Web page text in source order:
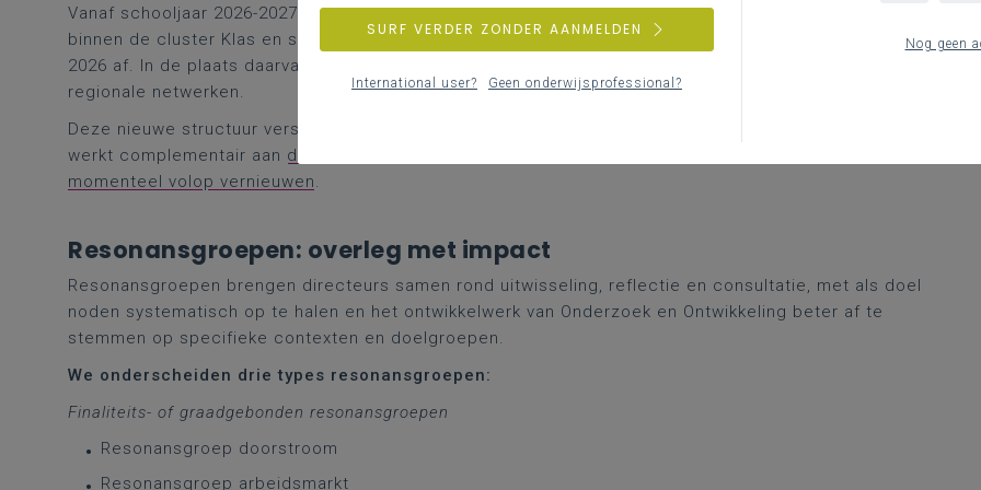
Vanaf schooljaar 2026-2027 start Katholiek Onderwijs Vlaanderen met een vernieuwde overlegstructuur
binnen de cluster Klas en school. Het mandaat van de huidige CODI-werking loopt eind schooljaar 2025-
2026 af. In de plaats daarvan evolueren we naar een werking met resonansgroepen, ad-hocgroepen en
regionale netwerken.
Deze nieuwe structuur versterkt de betrokkenheid van directeurs bij onderwijskundig ontwikkelwerk én
werkt complementair aan de formele participatiestructuur van Katholiek Onderwijs Vlaanderen, die we
momenteel volop vernieuwen.
Resonansgroepen: overleg met impact
Resonansgroepen brengen directeurs samen rond uitwisseling, reflectie en consultatie, met als doel
noden systematisch op te halen en het ontwikkelwerk van Onderzoek en Ontwikkeling beter af te
stemmen op specifieke contexten en doelgroepen.
We onderscheiden drie types resonansgroepen:
Finaliteits- of graadgebonden resonansgroepen
Resonansgroep doorstroom
Resonansgroep arbeidsmarkt
Nog geen
SURF VERDER ZONDER AANMELDEN
International user? Geen onderwijsprofessional?